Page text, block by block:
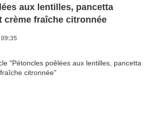
aux lentilles, pancetta
crème fraîche citronnée
09:35